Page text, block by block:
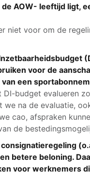
AOW- leeftijd ligt,
niet voor om de
voor de
een
DI-budget evalueren
we na de evaluatie,
cao, afspraken
de
betere beloning.
voor werknemers